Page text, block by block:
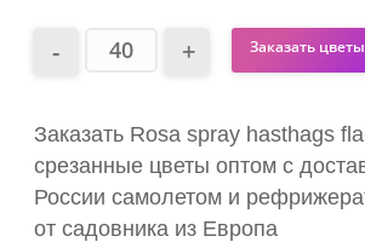
Заказать цветы
Заказать Rosa spray hasthags
срезанные цветы оптом с
России самолетом и
от садовника из Европа